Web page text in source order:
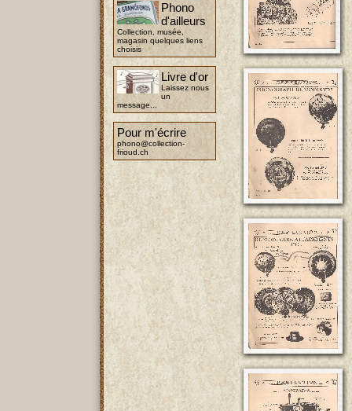
Phono
d'ailleurs
Collection, musée,
magasin quelques liens
choisis
Livre d'or
Laissez nous
un
message...
Pour m'écrire
phono@collection-
frioud.ch